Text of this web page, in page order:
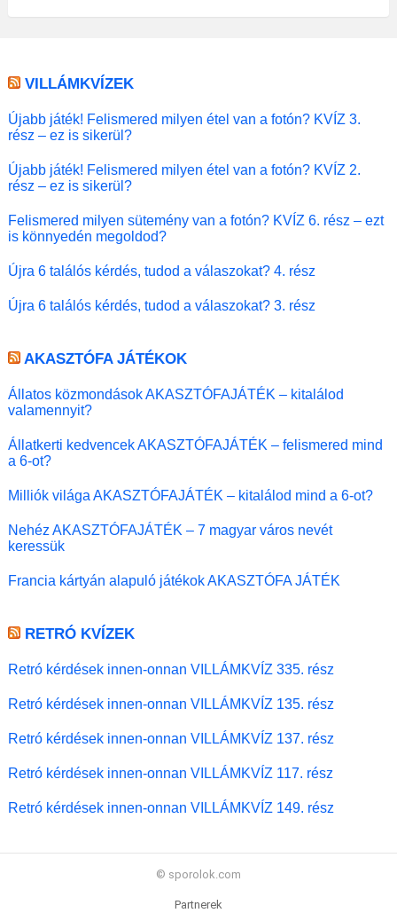
VILLÁMKVÍZEK
Újabb játék! Felismered milyen étel van a fotón? KVÍZ 3.
rész – ez is sikerül?
Újabb játék! Felismered milyen étel van a fotón? KVÍZ 2.
rész – ez is sikerül?
Felismered milyen sütemény van a fotón? KVÍZ 6. rész – ezt
is könnyedén megoldod?
Újra 6 találós kérdés, tudod a válaszokat? 4. rész
Újra 6 találós kérdés, tudod a válaszokat? 3. rész
AKASZTÓFA JÁTÉKOK
Állatos közmondások AKASZTÓFAJÁTÉK – kitalálod
valamennyit?
Állatkerti kedvencek AKASZTÓFAJÁTÉK – felismered mind
a 6-ot?
Milliók világa AKASZTÓFAJÁTÉK – kitalálod mind a 6-ot?
Nehéz AKASZTÓFAJÁTÉK – 7 magyar város nevét
keressük
Francia kártyán alapuló játékok AKASZTÓFA JÁTÉK
RETRÓ KVÍZEK
Retró kérdések innen-onnan VILLÁMKVÍZ 335. rész
Retró kérdések innen-onnan VILLÁMKVÍZ 135. rész
Retró kérdések innen-onnan VILLÁMKVÍZ 137. rész
Retró kérdések innen-onnan VILLÁMKVÍZ 117. rész
Retró kérdések innen-onnan VILLÁMKVÍZ 149. rész
© sporolok.com
Partnerek